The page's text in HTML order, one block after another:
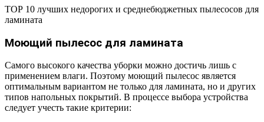
ТОР 10 лучших недорогих и среднебюджетных пылесосов для
ламината
Моющий пылесос для ламината
Самого высокого качества уборки можно достичь лишь с
применением влаги. Поэтому моющий пылесос является
оптимальным вариантом не только для ламината, но и других
типов напольных покрытий. В процессе выбора устройства
следует учесть такие критерии: